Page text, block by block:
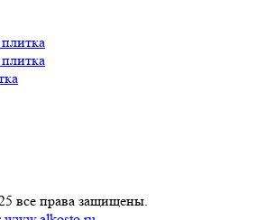
все права защищены.